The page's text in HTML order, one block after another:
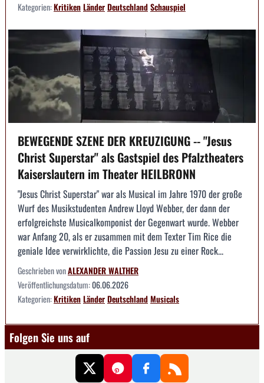
Kategorien:KritikenLänderDeutschlandSchauspiel
BEWEGENDE SZENE DER KREUZIGUNG -- "Jesus
Christ Superstar" als Gastspiel des Pfalztheaters
Kaiserslautern im Theater HEILBRONN
"Jesus Christ Superstar" war als Musical im Jahre 1970 der große
Wurf des Musikstudenten Andrew Lloyd Webber, der dann der
erfolgreichste Musicalkomponist der Gegenwart wurde. Webber
war Anfang 20, als er zusammen mit dem Texter Tim Rice die
geniale Idee verwirklichte, die Passion Jesu zu einer Rock...
Geschrieben vonALEXANDER WALTHER
Veröffentlichungsdatum:06.06.2026
Kategorien:KritikenLänderDeutschlandMusicals
Folgen Sie uns auf